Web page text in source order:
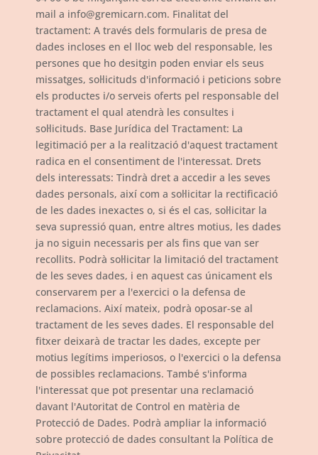
mail a info@gremicarn.com. Finalitat del
tractament: A través dels formularis de presa de
dades incloses en el lloc web del responsable, les
persones que ho desitgin poden enviar els seus
missatges, sol·licituds d'informació i peticions sobre
els productes i/o serveis oferts pel responsable del
tractament el qual atendrà les consultes i
sol·licituds. Base Jurídica del Tractament: La
legitimació per a la realització d'aquest tractament
radica en el consentiment de l'interessat. Drets
dels interessats: Tindrà dret a accedir a les seves
dades personals, així com a sol·licitar la rectificació
de les dades inexactes o, si és el cas, sol·licitar la
seva supressió quan, entre altres motius, les dades
ja no siguin necessaris per als fins que van ser
recollits. Podrà sol·licitar la limitació del tractament
de les seves dades, i en aquest cas únicament els
conservarem per a l'exercici o la defensa de
reclamacions. Així mateix, podrà oposar-se al
tractament de les seves dades. El responsable del
fitxer deixarà de tractar les dades, excepte per
motius legítims imperiosos, o l'exercici o la defensa
de possibles reclamacions. També s'informa
l'interessat que pot presentar una reclamació
davant l'Autoritat de Control en matèria de
Protecció de Dades. Podrà ampliar la informació
sobre protecció de dades consultant la Política de